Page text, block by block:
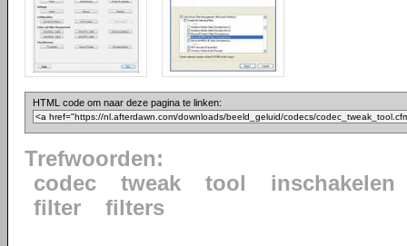
HTML code om naar deze pagina te linken:
Trefwoorden:
codec
tweak tool
inschakelen
filter
filters